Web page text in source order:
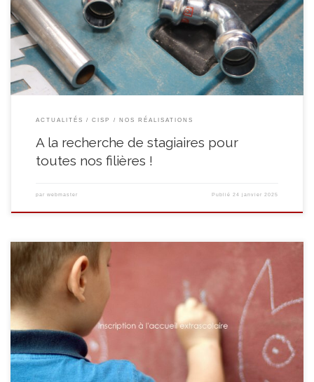
parcs et jardin, en cuisine et service en salle, ainsi qu’en aide-ménagère
(repassage, nettoyage et couture), nos formations vous apporteront les
atouts nécessaires pour trouver un emploi. A la recherche d’une […]
ACTUALITÉS CISP NOS RÉALISATIONS
A la recherche de stagiaires pour
toutes nos filières !
par webmaster Publié 24 janvier 2025
(Année 2024-2025) La technologie au service d’un accueil de qualité ! Afin
de garantir une communication efficace entre vous (parents) et nous
opérateur extrascolaire, il est important que les données renseignées dans
le formulaire soient exactes. Quelles utilités à ce questionnaire? Nous vous
invitons donc, à cliquer sur le bouton […]